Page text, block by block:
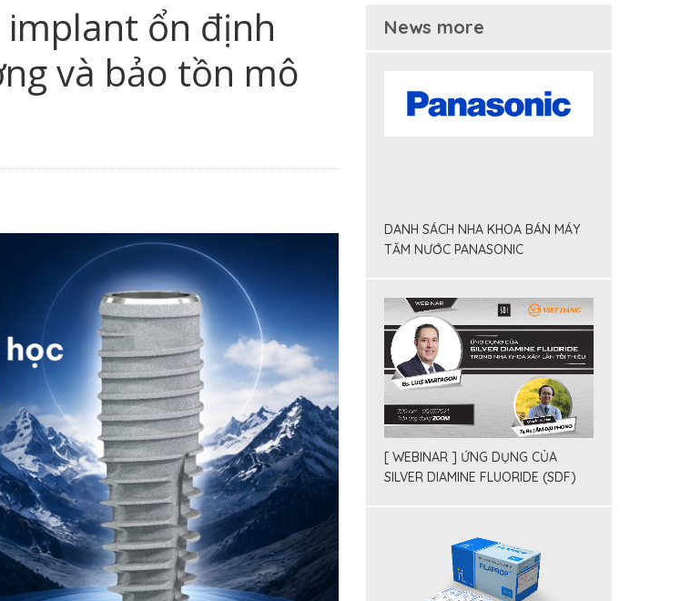
implant ổn định
và bảo tồn mô
News more
DANH SÁCH NHA KHOA BÁN MÁY
TĂM NƯỚC PANASONIC
[ WEBINAR ] ỨNG DỤNG CỦA
SILVER DIAMINE FLUORIDE (SDF)